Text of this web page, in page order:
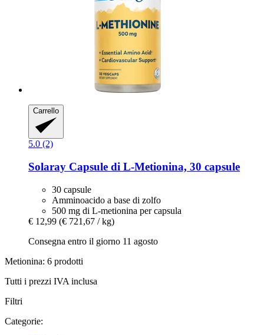
Carrello
5.0 (2)
Solaray Capsule di L-​Metionina, 30 capsule
30 capsule
Amminoacido a base di zolfo
500 mg di L-metionina per capsula
€ 12,99 (€ 721,67 / kg)
Consegna entro il giorno 11 agosto
Metionina: 6 prodotti
Tutti i prezzi IVA inclusa
Filtri
Categorie: